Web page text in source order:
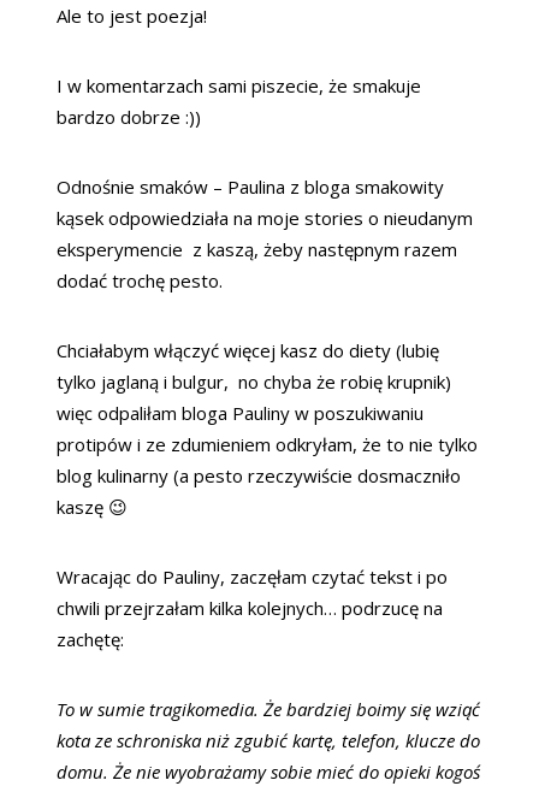
Ale to jest poezja!
I w komentarzach sami piszecie, że smakuje
bardzo dobrze :))
Odnośnie smaków – Paulina z bloga smakowity
kąsek odpowiedziała na moje stories o nieudanym
eksperymencie z kaszą, żeby następnym razem
dodać trochę pesto.
Chciałabym włączyć więcej kasz do diety (lubię
tylko jaglaną i bulgur, no chyba że robię krupnik)
więc odpaliłam bloga Pauliny w poszukiwaniu
protipów i ze zdumieniem odkryłam, że to nie tylko
blog kulinarny (a pesto rzeczywiście dosmaczniło
kaszę 😉
Wracając do Pauliny, zaczęłam czytać tekst i po
chwili przejrzałam kilka kolejnych… podrzucę na
zachętę:
To w sumie tragikomedia. Że bardziej boimy się wziąć
kota ze schroniska niż zgubić kartę, telefon, klucze do
domu. Że nie wyobrażamy sobie mieć do opieki kogoś